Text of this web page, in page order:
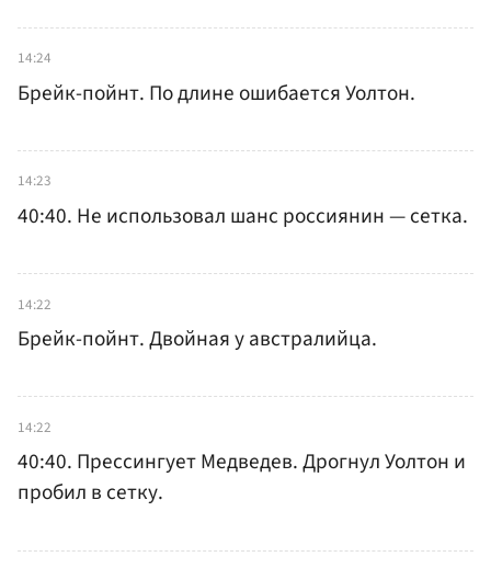
14:24
Брейк-пойнт. По длине ошибается Уолтон.
14:23
40:40. Не использовал шанс россиянин — сетка.
14:22
Брейк-пойнт. Двойная у австралийца.
14:22
40:40. Прессингует Медведев. Дрогнул Уолтон и
пробил в сетку.